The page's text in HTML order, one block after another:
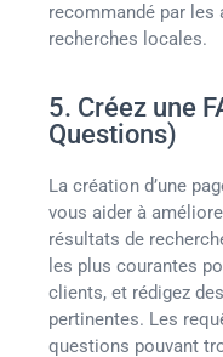
recommandé par
recherches locales.
5. Créez une
Questions)
La création d’une
vous aider à
résultats de
les plus courantes
clients, et rédigez
pertinentes. Les
questions pouvant